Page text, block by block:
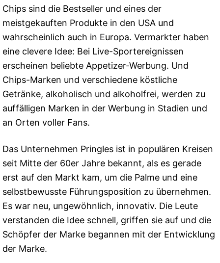
Chips sind die Bestseller und eines der
meistgekauften Produkte in den USA und
wahrscheinlich auch in Europa. Vermarkter haben
eine clevere Idee: Bei Live-Sportereignissen
erscheinen beliebte Appetizer-Werbung. Und
Chips-Marken und verschiedene köstliche
Getränke, alkoholisch und alkoholfrei, werden zu
auffälligen Marken in der Werbung in Stadien und
an Orten voller Fans.
Das Unternehmen Pringles ist in populären Kreisen
seit Mitte der 60er Jahre bekannt, als es gerade
erst auf den Markt kam, um die Palme und eine
selbstbewusste Führungsposition zu übernehmen.
Es war neu, ungewöhnlich, innovativ. Die Leute
verstanden die Idee schnell, griffen sie auf und die
Schöpfer der Marke begannen mit der Entwicklung
der Marke.